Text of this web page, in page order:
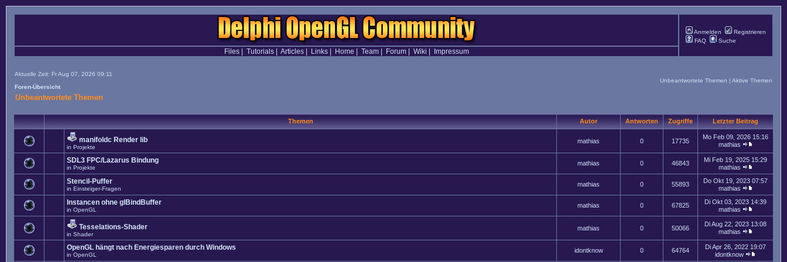
Anmelden
Registrieren
FAQ
Suche
Files| Tutorials| Articles| Links| Home Team| Forum| Wiki Impressum
Aktuelle Zeit: Fr Aug 07, 2026 09:11
Foren-Übersicht
Unbeantwortete Themen | Aktive Themen
Unbeantwortete Themen
Themen Autor Antworten Zugriffe Letzter Beitrag
manifoldc Render lib
in Projekte
mathias 0 17735
Mo Feb 09, 2026 15:16
mathias
SDL3 FPC/Lazarus Bindung
in Projekte
mathias 0 46843
Mi Feb 19, 2025 15:29
mathias
Stencil-Puffer
in Einsteiger-Fragen
mathias 0 55893
Do Okt 19, 2023 07:57
mathias
Instancen ohne glBindBuffer
in OpenGL
mathias 0 67825
Di Okt 03, 2023 14:39
mathias
Tesselations-Shader
in Shader
mathias 0 50066
Di Aug 22, 2023 13:08
mathias
OpenGL hängt nach Energiesparen durch Windows
in OpenGL
idontknow 0 64764
Di Apr 26, 2022 19:07
idontknow